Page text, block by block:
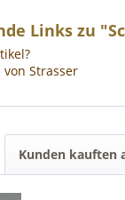
Links zu
Strasser
Kunden kauften